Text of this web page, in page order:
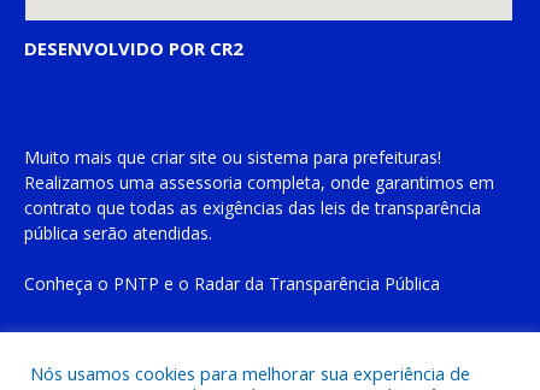
DESENVOLVIDO POR CR2
Muito mais que criar site ou sistema para prefeituras!
Realizamos uma assessoria completa, onde garantimos em
contrato que todas as exigências das leis de transparência
pública serão atendidas.
Conheça o PNTP e o Radar da Transparência Pública
Nós usamos cookies para melhorar sua experiência de